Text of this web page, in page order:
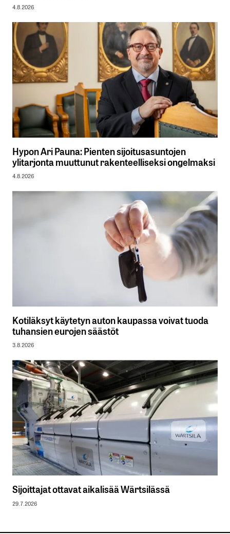
4.8.2026
Hypon Ari Pauna: Pienten sijoitusasuntojen
ylitarjonta muuttunut rakenteelliseksi ongelmaksi
4.8.2026
Kotiläksyt käytetyn auton kaupassa voivat tuoda
tuhansien eurojen säästöt
3.8.2026
Sijoittajat ottavat aikalisää Wärtsilässä
29.7.2026